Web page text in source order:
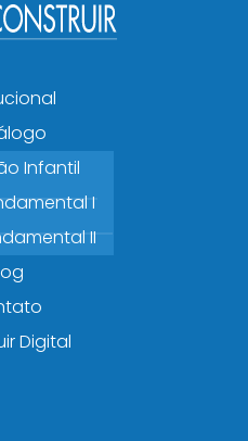
Infantil
I
II
Digital